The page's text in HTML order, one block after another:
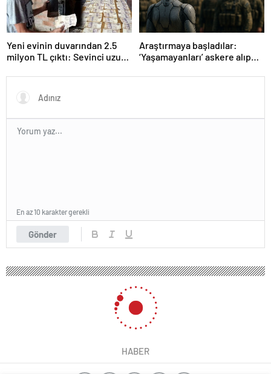
Yeni evinin duvarından 2.5
milyon TL çıktı: Sevinci uzun
Araştırmaya başladılar:
‘Yaşamayanları’ askere alıp
Gönder
En az 10 karakter gerekli
HABER